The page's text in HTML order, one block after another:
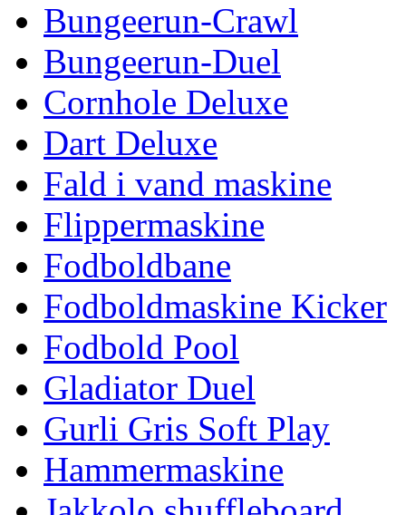
Bungeerun-Crawl
Bungeerun-Duel
Cornhole Deluxe
Dart Deluxe
Fald i vand maskine
Flippermaskine
Fodboldbane
Fodboldmaskine Kicker
Fodbold Pool
Gladiator Duel
Gurli Gris Soft Play
Hammermaskine